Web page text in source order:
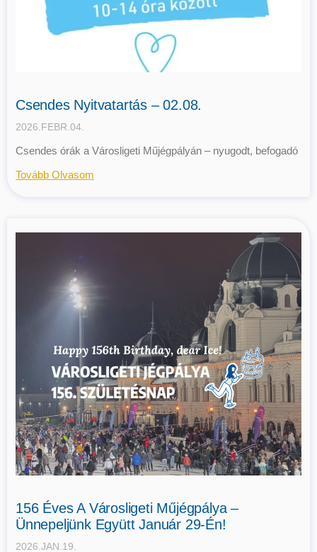
Csendes Nyitvatartás – 02.08.
2026.FEBR.04.
Csendes órák a Városligeti Műjégpályán – nyugodt, befogadó
Tovább Olvasom
156 Éves A Városligeti Műjégpálya –
Ünnepeljünk Együtt Január 29-Én!
2026.JAN.19.